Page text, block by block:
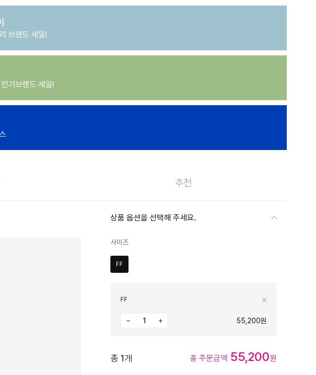
추천
상품 옵션을 선택해 주세요.
사이즈
FF
FF
55,200원
총 1개 총 주문금액 55,200원